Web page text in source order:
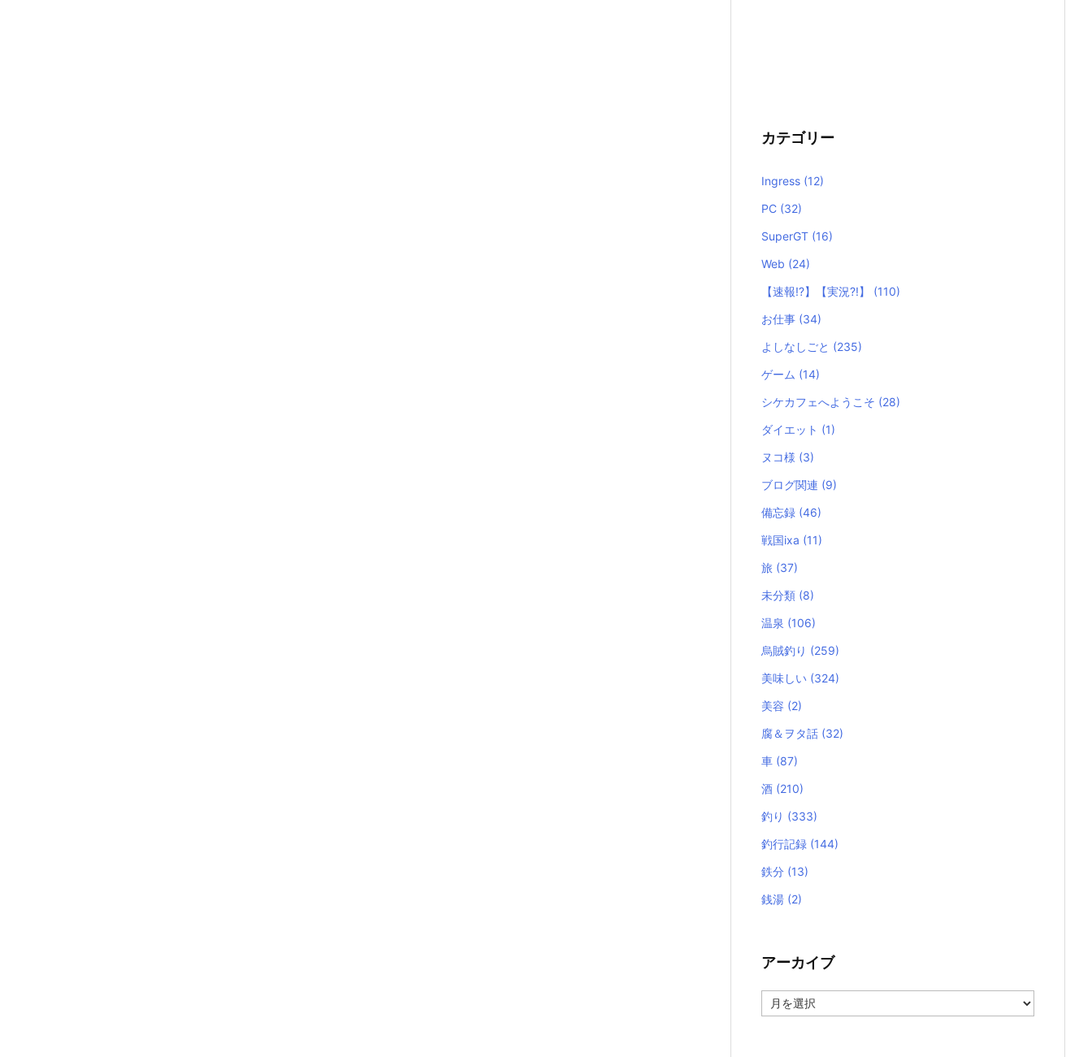
カテゴリー
Ingress (12)
PC (32)
SuperGT (16)
Web (24)
【速報!?】【実況?!】 (110)
お仕事 (34)
よしなしごと (235)
ゲーム (14)
シケカフェへようこそ (28)
ダイエット (1)
ヌコ様 (3)
ブログ関連 (9)
備忘録 (46)
戦国ixa (11)
旅 (37)
未分類 (8)
温泉 (106)
烏賊釣り (259)
美味しい (324)
美容 (2)
腐＆ヲタ話 (32)
車 (87)
酒 (210)
釣り (333)
釣行記録 (144)
鉄分 (13)
銭湯 (2)
アーカイブ
ー